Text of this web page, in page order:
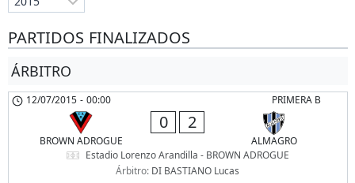
PARTIDOS FINALIZADOS
ÁRBITRO
PRIMERA B
12/07/2015 - 00:00
BROWN ADROGUE
0 2
ALMAGRO
Estadio Lorenzo Arandilla - BROWN ADROGUE
Árbitro: DI BASTIANO Lucas